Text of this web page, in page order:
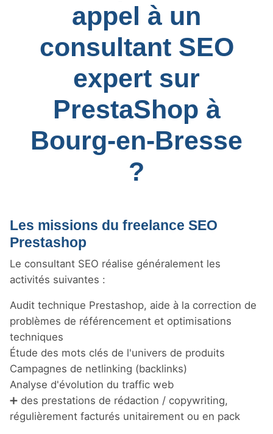
appel à un
consultant SEO
expert sur
PrestaShop à
Bourg-en-Bresse
?
Les missions du freelance SEO
Prestashop
Le consultant SEO réalise généralement les
activités suivantes :
Audit technique Prestashop, aide à la correction de
problèmes de référencement et optimisations
techniques
Étude des mots clés de l'univers de produits
Campagnes de netlinking (backlinks)
Analyse d'évolution du traffic web
➕ des prestations de rédaction / copywriting,
régulièrement facturés unitairement ou en pack